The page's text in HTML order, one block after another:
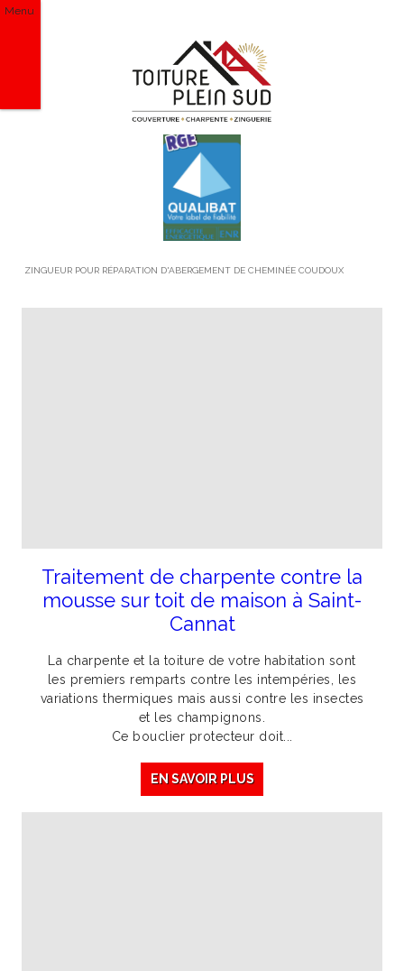
Menu
ZINGUEUR POUR RÉPARATION D'ABERGEMENT DE CHEMINÉE COUDOUX
Traitement de charpente contre la
mousse sur toit de maison à Saint-
Cannat
La charpente et la toiture de votre habitation sont
les premiers remparts contre les intempéries, les
variations thermiques mais aussi contre les insectes
et les champignons.
Ce bouclier protecteur doit...
EN SAVOIR PLUS